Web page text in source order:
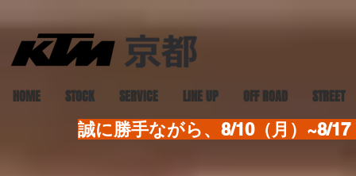
HOME STOCK SERVICE LINE UP OFF ROAD STREET
誠に勝手ながら、8/10（月）~8/